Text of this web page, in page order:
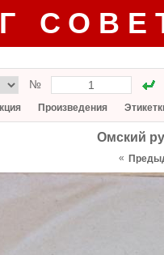
№
Произведения
Омский
«